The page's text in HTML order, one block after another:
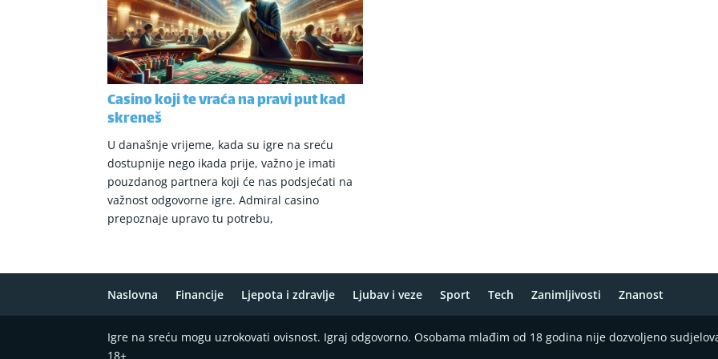
Casino koji te vraća na pravi put kad
skreneš
U današnje vrijeme, kada su igre na sreću
dostupnije nego ikada prije, važno je imati
pouzdanog partnera koji će nas podsjećati na
važnost odgovorne igre. Admiral casino
prepoznaje upravo tu potrebu,
Naslovna Financije Ljepota i zdravlje Ljubav i veze Sport Tech Zanimljivosti Znanost
Igre na sreću mogu uzrokovati ovisnost. Igraj odgovorno. Osobama mlađim od 18 godina nije dozvoljeno
18+